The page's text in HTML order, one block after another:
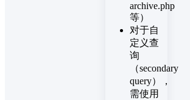
archive.php
等）
对于自
定义查
询
（secondary
query），
需使用